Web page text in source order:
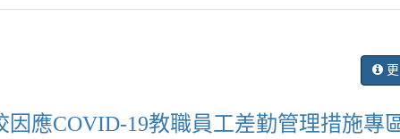
更
應COVID-19教職員工差勤管理措施專